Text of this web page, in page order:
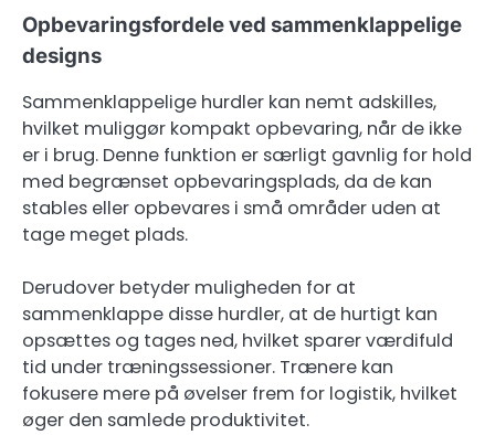
Opbevaringsfordele ved sammenklappelige
designs
Sammenklappelige hurdler kan nemt adskilles,
hvilket muliggør kompakt opbevaring, når de ikke
er i brug. Denne funktion er særligt gavnlig for hold
med begrænset opbevaringsplads, da de kan
stables eller opbevares i små områder uden at
tage meget plads.
Derudover betyder muligheden for at
sammenklappe disse hurdler, at de hurtigt kan
opsættes og tages ned, hvilket sparer værdifuld
tid under træningssessioner. Trænere kan
fokusere mere på øvelser frem for logistik, hvilket
øger den samlede produktivitet.